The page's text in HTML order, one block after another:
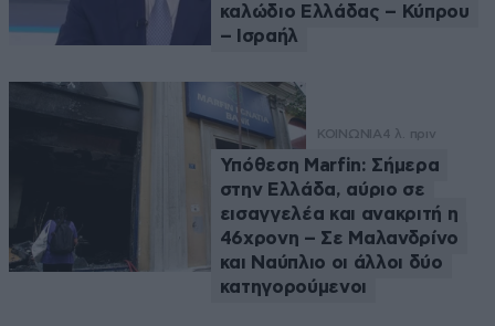
καλώδιο Ελλάδας – Κύπρου
– Ισραήλ
ΚΟΙΝΩΝΙΑ4 λ. πριν
Υπόθεση Marfin: Σήμερα
στην Ελλάδα, αύριο σε
εισαγγελέα και ανακριτή η
46χρονη – Σε Μαλανδρίνο
και Ναύπλιο οι άλλοι δύο
κατηγορούμενοι